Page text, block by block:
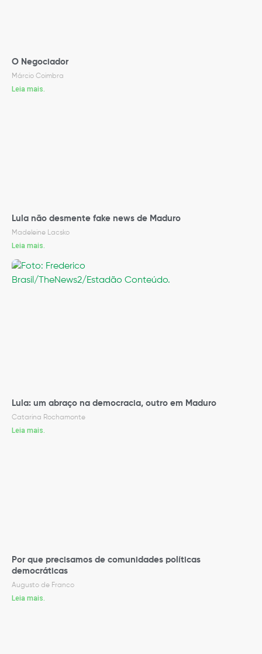
O Negociador
Márcio Coimbra
Leia mais.
Lula não desmente fake news de Maduro
Madeleine Lacsko
Leia mais.
Lula: um abraço na democracia, outro em Maduro
Catarina Rochamonte
Leia mais.
Por que precisamos de comunidades políticas
democráticas
Augusto de Franco
Leia mais.